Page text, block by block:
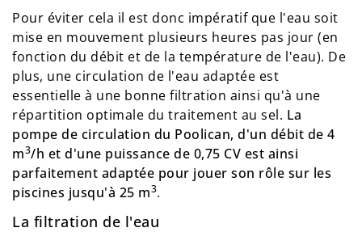
Pour éviter cela il est donc impératif que l'eau soit
mise en mouvement plusieurs heures pas jour (en
fonction du débit et de la température de l'eau). De
plus, une circulation de l'eau adaptée est
essentielle à une bonne filtration ainsi qu'à une
répartition optimale du traitement au sel. La
pompe de circulation du Poolican, d'un débit de 4
m3/h et d'une puissance de 0,75 CV est ainsi
parfaitement adaptée pour jouer son rôle sur les
piscines jusqu'à 25 m3.
La filtration de l'eau